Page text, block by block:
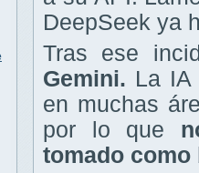
DeepSeek ya
Tras ese
Gemini. La IA
en muchas
por lo que
tomado como